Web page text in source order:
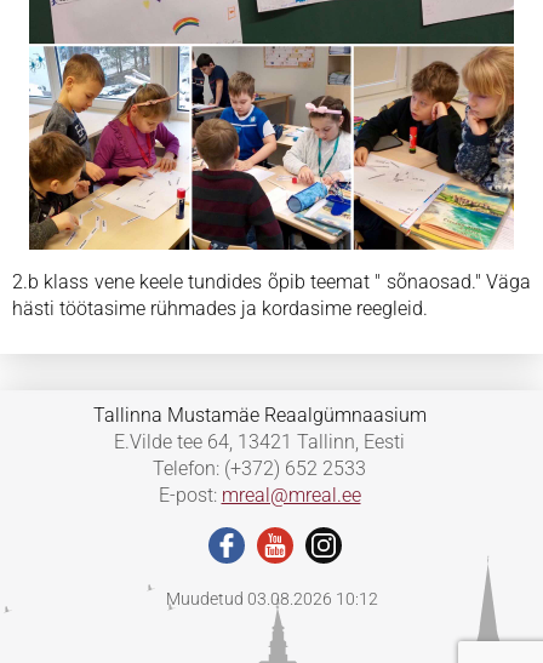
2.b klass vene keele tundides õpib teemat " sõnaosad." Väga
hästi töötasime rühmades ja kordasime reegleid.
Tallinna Mustamäe Reaalgümnaasium
E.Vilde tee 64, 13421 Tallinn, Eesti
Telefon: (+372) 652 2533
E-post: mreal@mreal.ee
Muudetud 03.08.2026 10:12